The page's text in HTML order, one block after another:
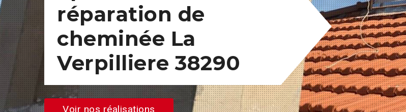
réparation de
cheminée La
Verpilliere 38290
Voir nos réalisations